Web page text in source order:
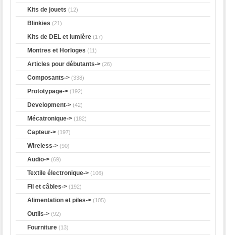
Kits de jouets (12)
Blinkies (21)
Kits de DEL et lumière (17)
Montres et Horloges (11)
Articles pour débutants-> (26)
Composants-> (338)
Prototypage-> (192)
Development-> (42)
Mécatronique-> (182)
Capteur-> (197)
Wireless-> (90)
Audio-> (69)
Textile électronique-> (106)
Fil et câbles-> (192)
Alimentation et piles-> (105)
Outils-> (92)
Fourniture (13)